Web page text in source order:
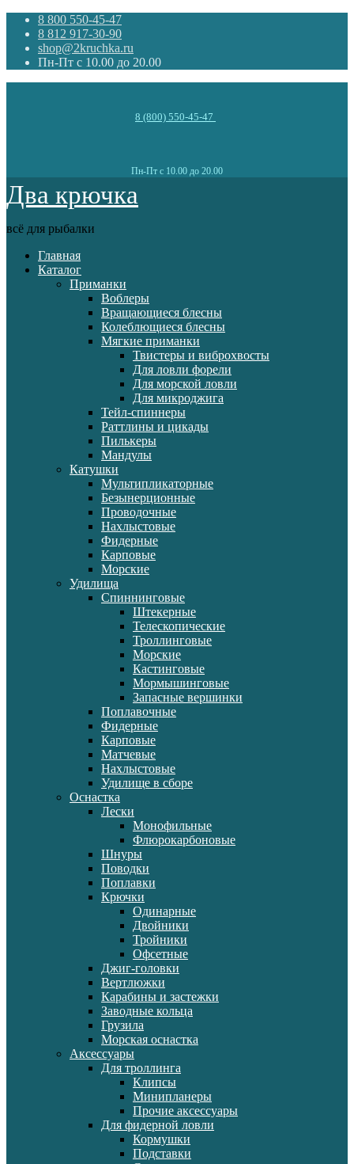
8 800 550-45-47
8 812 917-30-90
shop@2kruchka.ru
Пн-Пт с 10.00 до 20.00
8 (800) 550-45-47
Пн-Пт с 10.00 до 20.00
Два крючка
всё для рыбалки
Главная
Каталог
Приманки
Воблеры
Вращающиеся блесны
Колеблющиеся блесны
Мягкие приманки
Твистеры и виброхвосты
Для ловли форели
Для морской ловли
Для микроджига
Тейл-спиннеры
Раттлины и цикады
Пилькеры
Мандулы
Катушки
Мультипликаторные
Безынерционные
Проводочные
Нахлыстовые
Фидерные
Карповые
Морские
Удилища
Спиннинговые
Штекерные
Телескопические
Троллинговые
Морские
Кастинговые
Мормышинговые
Запасные вершинки
Поплавочные
Фидерные
Карповые
Матчевые
Нахлыстовые
Удилище в сборе
Оснастка
Лески
Монофильные
Флюрокарбоновые
Шнуры
Поводки
Поплавки
Крючки
Одинарные
Двойники
Тройники
Офсетные
Джиг-головки
Вертлюжки
Карабины и застежки
Заводные кольца
Грузила
Морская оснастка
Аксессуары
Для троллинга
Клипсы
Минипланеры
Прочие аксессуары
Для фидерной ловли
Кормушки
Подставки